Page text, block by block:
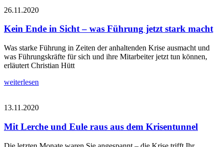
26.11.2020
Kein Ende in Sicht – was Führung jetzt stark macht
Was starke Führung in Zeiten der anhaltenden Krise ausmacht und
was Führungskräfte für sich und ihre Mitarbeiter jetzt tun können,
erläutert Christian Hütt
weiterlesen
13.11.2020
Mit Lerche und Eule raus aus dem Krisentunnel